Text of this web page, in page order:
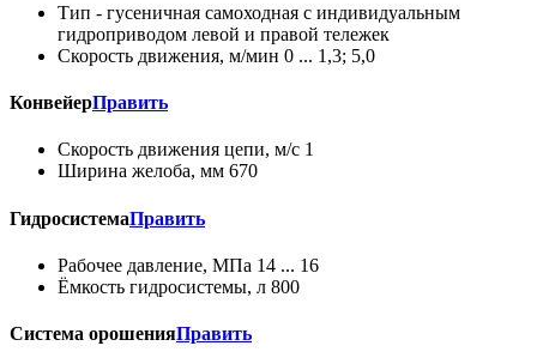
Тип - гусеничная самоходная с индивидуальным
гидроприводом левой и правой тележек
Скорость движения, м/мин 0 ... 1,3; 5,0
КонвейерПравить
Скорость движения цепи, м/с 1
Ширина желоба, мм 670
ГидросистемаПравить
Рабочее давление, МПа 14 ... 16
Ёмкость гидросистемы, л 800
Система орошенияПравить